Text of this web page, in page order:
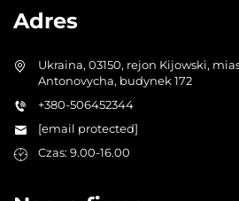
Adres
Ukraina, 03150, rejon Kijowski,
Antonovycha, budynek 172
+380-506452344
[email protected]
Czas: 9.00-16.00